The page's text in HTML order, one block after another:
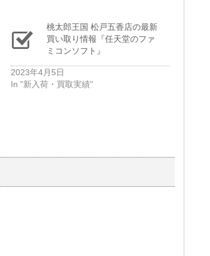
桃太郎王国 松戸五香店の最新
買い取り情報『任天堂のファ
ミコンソフト』
2023年4月5日
In "新入荷・買取実績"